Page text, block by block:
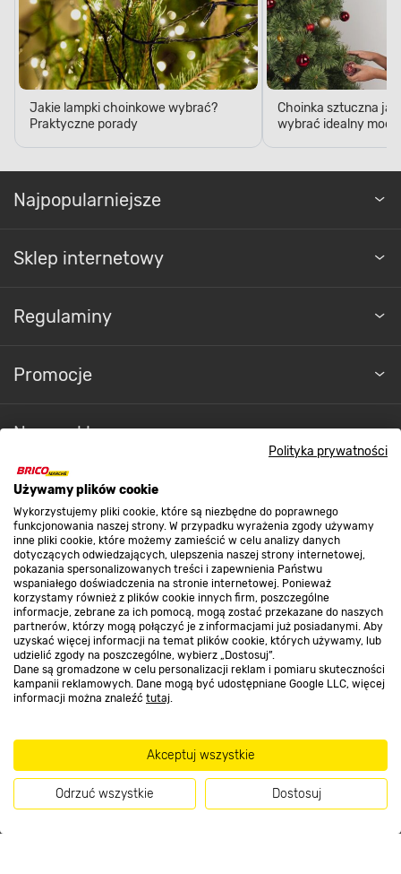
Polityka prywatności
Używamy plików cookie
Wykorzystujemy pliki cookie, które są niezbędne do poprawnego
funkcjonowania naszej strony. W przypadku wyrażenia zgody używamy
inne pliki cookie, które możemy zamieścić w celu analizy danych
dotyczących odwiedzających, ulepszenia naszej strony internetowej,
pokazania spersonalizowanych treści i zapewnienia Państwu
wspaniałego doświadczenia na stronie internetowej. Ponieważ
korzystamy również z plików cookie innych firm, poszczególne
informacje, zebrane za ich pomocą, mogą zostać przekazane do naszych
partnerów, którzy mogą połączyć je z informacjami już posiadanymi. Aby
uzyskać więcej informacji na temat plików cookie, których używamy, lub
udzielić zgody na poszczególne, wybierz „Dostosuj”.
Dane są gromadzone w celu personalizacji reklam i pomiaru skuteczności
kampanii reklamowych. Dane mogą być udostępniane Google LLC, więcej
informacji można znaleźć tutaj.
Akceptuj wszystkie
Odrzuć wszystkie Dostosuj
Jakie lampki choinkowe wybrać?
Praktyczne porady
Choinka sztuczna
wybrać idealny
Najpopularniejsze
Sklep internetowy
Regulaminy
Promocje
Nasze sklepy
O nas
Kontakt do sklepu
Strefa biznesu
Dołącz do nas
Metody płatności